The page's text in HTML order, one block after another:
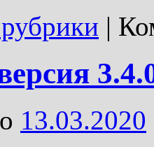
|
13.03.2020